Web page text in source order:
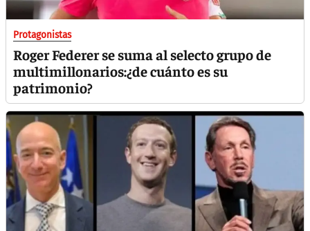
Protagonistas
Roger Federer se suma al selecto grupo de
multimillonarios:¿de cuánto es su
patrimonio?